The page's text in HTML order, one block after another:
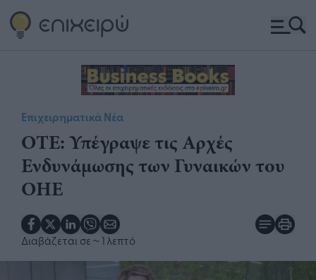
Επιχειρηματικά Νέα
ΟΤΕ: Υπέγραψε τις Αρχές
Ενδυνάμωσης των Γυναικών του
ΟΗΕ
Διαβάζεται σε ~ 1 λεπτό